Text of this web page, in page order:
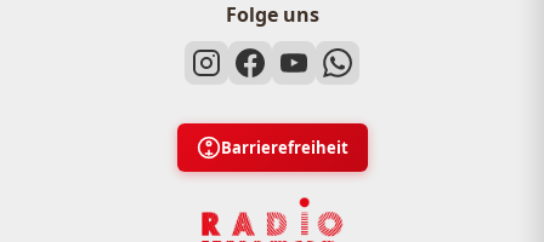
Folge uns
Barrierefreiheit